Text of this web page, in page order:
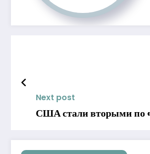
Next post
США стали вторыми по